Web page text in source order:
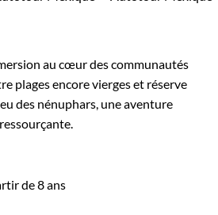
au cœur des communautés
plages encore vierges et réserve
des nénuphars, une aventure
de 8 ans